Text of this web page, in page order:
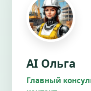
AI Ольга
Главный